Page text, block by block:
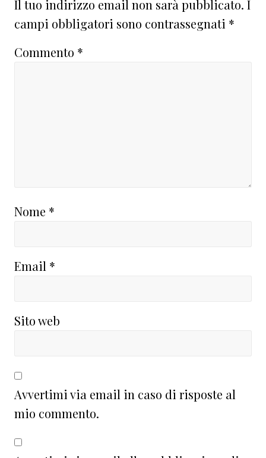
Il tuo indirizzo email non sarà pubblicato. I
campi obbligatori sono contrassegnati *
Commento *
Nome *
Email *
Sito web
Avvertimi via email in caso di risposte al
mio commento.